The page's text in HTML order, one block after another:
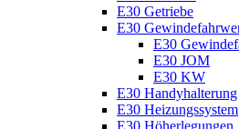
E30 Getriebe
E30
E30
E30 JOM
E30 KW
E30 Handyhalterung
E30 Heizungssystem